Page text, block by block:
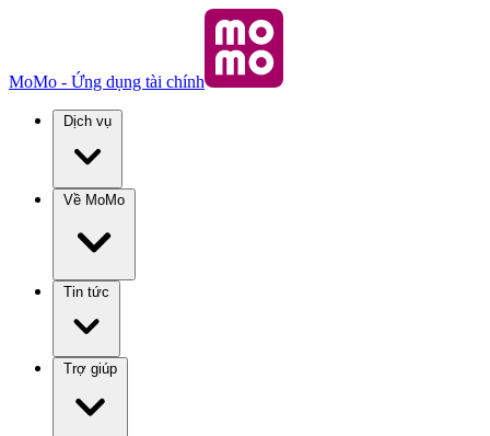
MoMo - Ứng dụng tài chính
Dịch vụ
Về MoMo
Tin tức
Trợ giúp